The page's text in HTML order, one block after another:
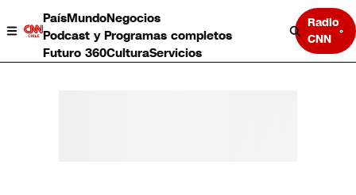
PaísMundoNegocios
Podcast y Programas completos
Futuro 360CulturaServicios
Radio
CNN